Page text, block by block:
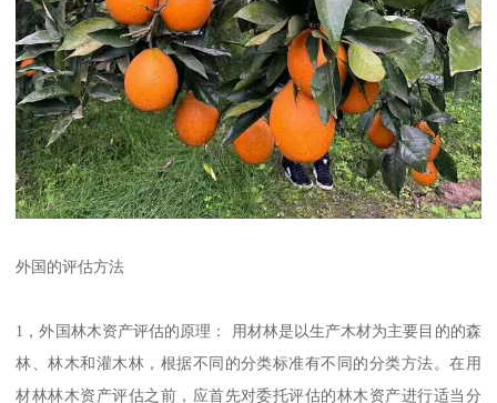
外国的评估方法
1，外国林木资产评估的原理： 用材林是以生产木材为主要目的的森
林、林木和灌木林，根据不同的分类标准有不同的分类方法。在用
材林林木资产评估之前，应首先对委托评估的林木资产进行适当分